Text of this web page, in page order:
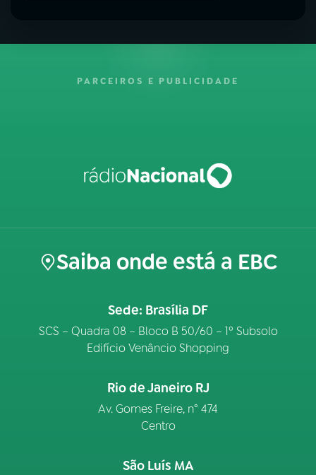
PARCEIROS E PUBLICIDADE
Saiba onde está a EBC
Sede: Brasília DF
SCS – Quadra 08 – Bloco B 50/60 – 1º Subsolo
Edifício Venâncio Shopping
Rio de Janeiro RJ
Av. Gomes Freire, n° 474
Centro
São Luís MA